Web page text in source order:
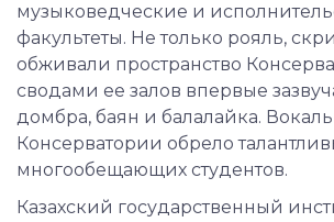
музыковедческие и
факультеты. Не только рояль,
обживали пространство
сводами ее залов впервые
домбра, баян и балалайка.
Консерватории обрело
многообещающих студентов.
Казахский государственный